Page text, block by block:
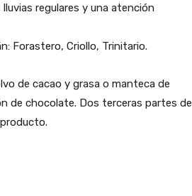
regulares y una atención
Forastero, Criollo, Trinitario.
de cacao y grasa o manteca de
de chocolate. Dos terceras partes de